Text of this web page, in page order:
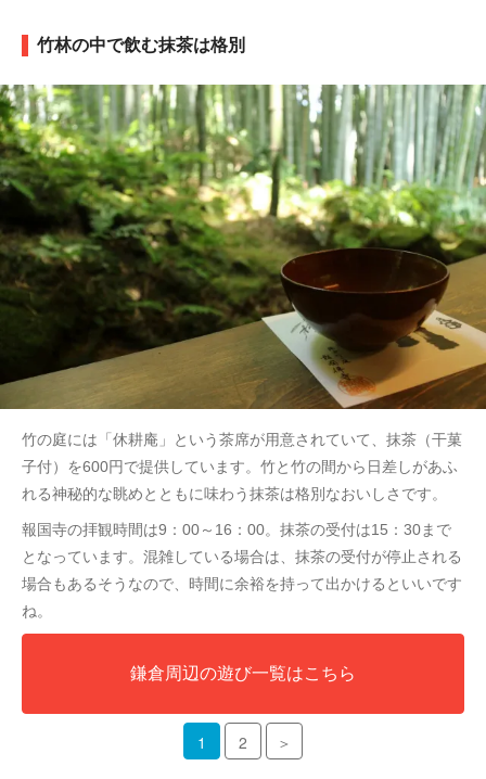
竹林の中で飲む抹茶は格別
竹の庭には「休耕庵」という茶席が用意されていて、抹茶（干菓
子付）を600円で提供しています。竹と竹の間から日差しがあふ
れる神秘的な眺めとともに味わう抹茶は格別なおいしさです。
報国寺の拝観時間は9：00～16：00。抹茶の受付は15：30まで
となっています。混雑している場合は、抹茶の受付が停止される
場合もあるそうなので、時間に余裕を持って出かけるといいです
ね。
鎌倉周辺の遊び一覧はこちら
1 2 ＞